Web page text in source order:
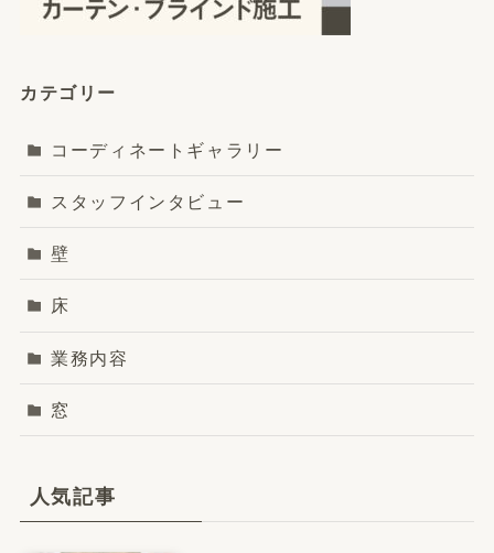
カテゴリー
コーディネートギャラリー
スタッフインタビュー
壁
床
業務内容
窓
人気記事